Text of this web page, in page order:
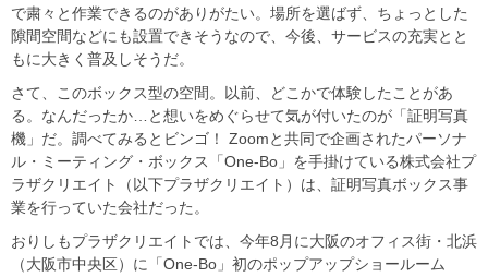
で粛々と作業できるのがありがたい。場所を選ばず、ちょっとした
隙間空間などにも設置できそうなので、今後、サービスの充実とと
もに大きく普及しそうだ。
さて、このボックス型の空間。以前、どこかで体験したことがあ
る。なんだったか…と想いをめぐらせて気が付いたのが「証明写真
機」だ。調べてみるとビンゴ！ Zoomと共同で企画されたパーソナ
ル・ミーティング・ボックス「One-Bo」を手掛けている株式会社プ
ラザクリエイト（以下プラザクリエイト）は、証明写真ボックス事
業を行っていた会社だった。
おりしもプラザクリエイトでは、今年8月に大阪のオフィス街・北浜
（大阪市中央区）に「One-Bo」初のポップアップショールーム